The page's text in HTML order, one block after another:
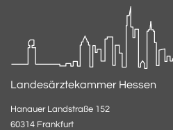
Landesärztekammer Hessen
Hanauer Landstraße 152
60314 Frankfurt